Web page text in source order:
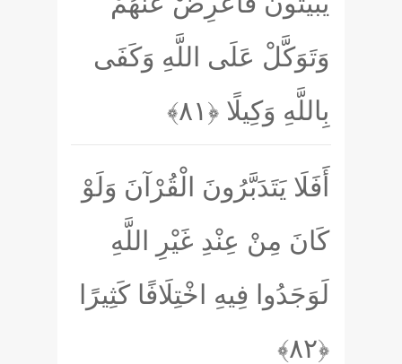
وَتَوَكَّلْ عَلَى اللَّهِ وَكَفَى
بِاللَّهِ وَكِيلًا ﴿۸۱﴾
أَفَلَا يَتَدَبَّرُونَ الْقُرْآنَ وَلَوْ
كَانَ مِنْ عِنْدِ غَيْرِ اللَّهِ
لَوَجَدُوا فِيهِ اخْتِلَافًا كَثِيرًا
﴿۸۲﴾